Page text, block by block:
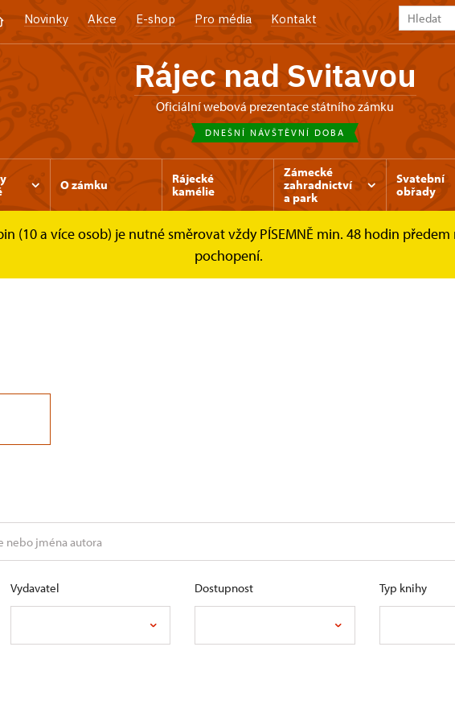
Novinky Akce E-shop Pro média Kontakt
Rájec nad Svitavou
Oficiální webová prezentace státního zámku
DNEŠNÍ NÁVŠTĚVNÍ DOBA
O zámku
Rájecké
kamélie
Zámecké
zahradnictví
a park
Svatební
obřady
(10 a více osob) je nutné směrovat vždy PÍSEMNĚ min. 48 hodin
pochopení.
Publikace
Vydavatel Dostupnost Typ knihy